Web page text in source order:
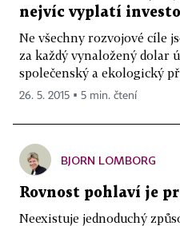
nejvíc vyplatí
Ne všechny rozvojové cíle
za každý vynaložený dolar
společenský a ekologický
26. 5. 2015 ▪ 5 min. čtení
BJORN LOMBORG
Rovnost pohlaví je
Neexistuje jednoduchý